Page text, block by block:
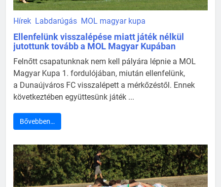
Hírek Labdarúgás MOL magyar kupa
Ellenfelünk visszalépése miatt játék nélkül
jutottunk tovább a MOL Magyar Kupában
Felnőtt csapatunknak nem kell pályára lépnie a MOL
Magyar Kupa 1. fordulójában, miután ellenfelünk,
a Dunaújváros FC visszalépett a mérkőzéstől. Ennek
következtében együttesünk játék ...
Bővebben…